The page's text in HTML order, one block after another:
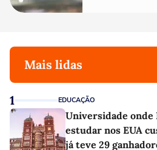
Mais lidas
1 EDUCAÇÃO
Universidade onde
estudar nos EUA
já teve 29